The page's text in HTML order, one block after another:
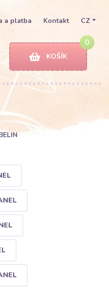
a platba Kontakt CZ
0
KOŠÍK